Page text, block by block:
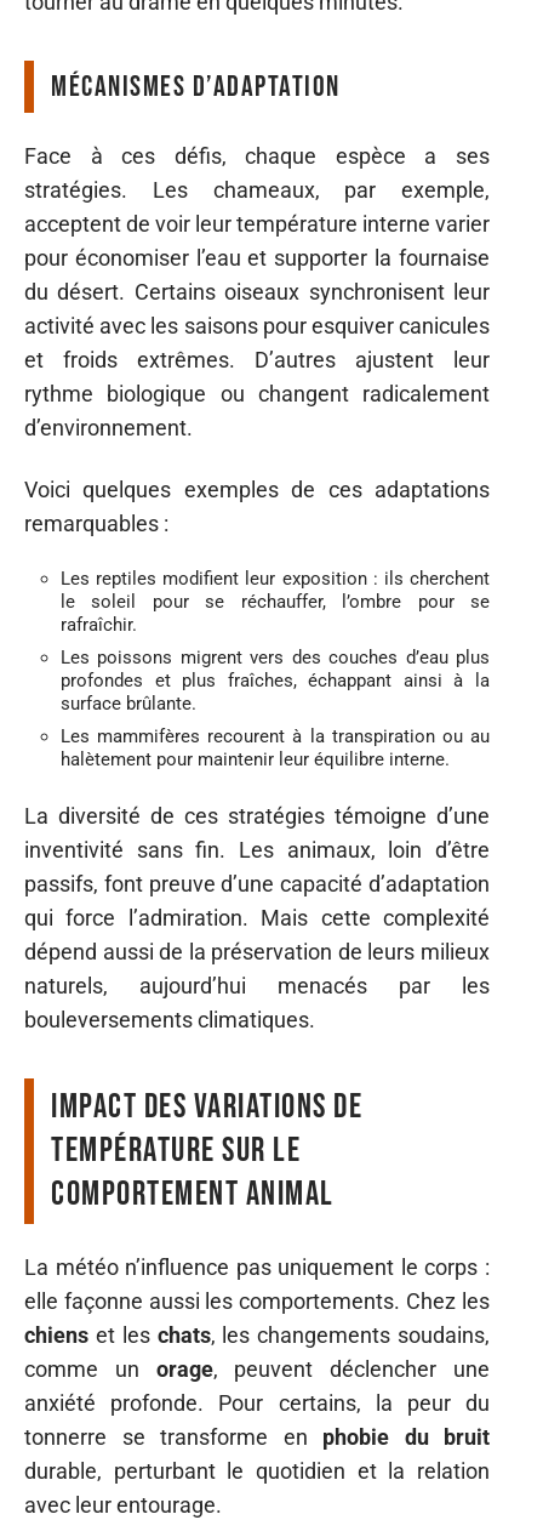
Mécanismes d’adaptation
Face à ces défis, chaque espèce a ses
stratégies. Les chameaux, par exemple,
acceptent de voir leur température interne varier
pour économiser l’eau et supporter la fournaise
du désert. Certains oiseaux synchronisent leur
activité avec les saisons pour esquiver canicules
et froids extrêmes. D’autres ajustent leur
rythme biologique ou changent radicalement
d’environnement.
Voici quelques exemples de ces adaptations
remarquables :
Les reptiles modifient leur exposition : ils cherchent
le soleil pour se réchauffer, l’ombre pour se
rafraîchir.
Les poissons migrent vers des couches d’eau plus
profondes et plus fraîches, échappant ainsi à la
surface brûlante.
Les mammifères recourent à la transpiration ou au
halètement pour maintenir leur équilibre interne.
La diversité de ces stratégies témoigne d’une
inventivité sans fin. Les animaux, loin d’être
passifs, font preuve d’une capacité d’adaptation
qui force l’admiration. Mais cette complexité
dépend aussi de la préservation de leurs milieux
naturels, aujourd’hui menacés par les
bouleversements climatiques.
Impact des variations de
température sur le
comportement animal
La météo n’influence pas uniquement le corps :
elle façonne aussi les comportements. Chez les
chiens et les chats, les changements soudains,
comme un orage, peuvent déclencher une
anxiété profonde. Pour certains, la peur du
tonnerre se transforme en phobie du bruit
durable, perturbant le quotidien et la relation
avec leur entourage.